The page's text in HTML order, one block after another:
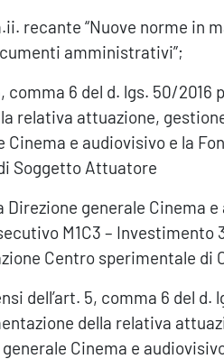
recante “Nuove norme in
amministrativi”;
comma 6 del d. lgs. 50/2016
relativa attuazione,
e audiovisivo e la
Soggetto Attuatore
generale Cinema
M1C3 – Investimento
Centro sperimentale di
dell’art. 5, comma 6 del d.
della relativa
Cinema e